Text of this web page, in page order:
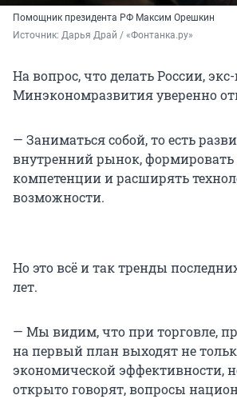
Помощник президента РФ Максим Орешкин
Источник: Дарья Драй / «Фонтанка.ру»
На вопрос, что делать России,
Минэкономразвития уверенно
— Заниматься собой, то есть
внутренний рынок, формировать
компетенции и расширять
возможности.
Но это всё и так тренды
лет.
— Мы видим, что при торговле,
на первый план выходят не
экономической эффективности,
открыто говорят, вопросы